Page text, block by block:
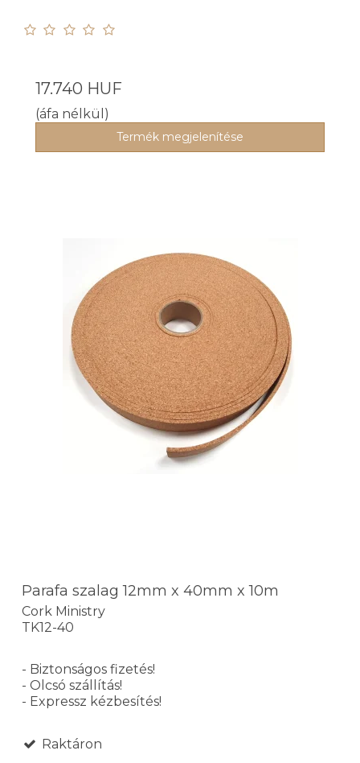
17.740 HUF
(áfa nélkül)
Termék megjelenítése
Parafa szalag 12mm x 40mm x 10m
Cork Ministry
TK12-40
- Biztonságos fizetés!
- Olcsó szállítás!
- Expressz kézbesítés!
Raktáron